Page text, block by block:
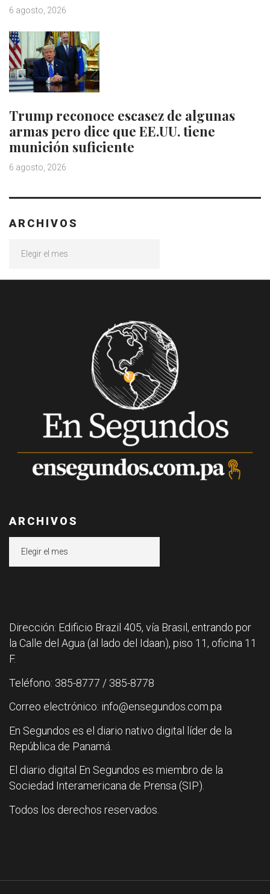
6 agosto, 2026
Trump reconoce escasez de algunas
armas pero dice que EE.UU. tiene
munición suficiente
6 agosto, 2026
ARCHIVOS
ARCHIVOS
Dirección: Edificio Brazil 405, vía Brasil, entrando por
la Calle del Agua (al lado del Idaan), piso 11, oficina 11
F.
Teléfono: 385-8777 / 385-8778
Correo electrónico: info@ensegundos.com.pa
En Segundos es el diario nativo digital líder de la
República de Panamá.
El diario digital En Segundos es miembro de la
Sociedad Interamericana de Prensa (SIP).
Todos los derechos reservados.